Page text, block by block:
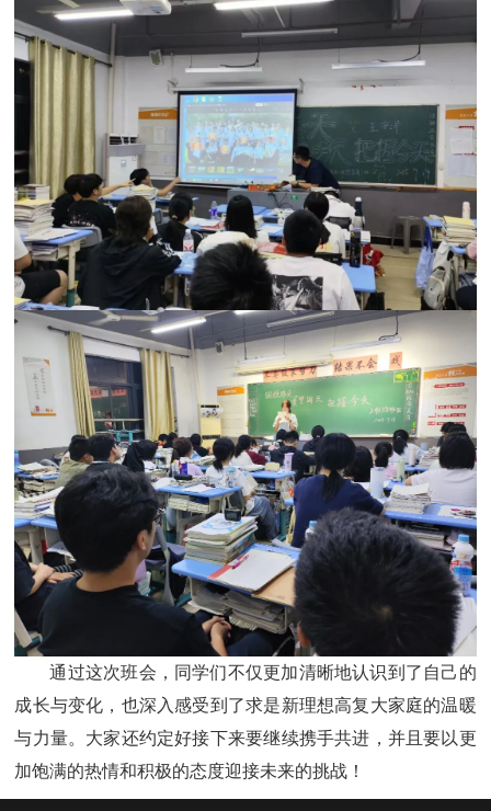
通过这次班会，同学们不仅更加清晰地认识到了自己的
成长与变化，也深入感受到了求是新理想高复大家庭的温暖
与力量。大家还约定好接下来要继续携手共进，并且要以更
加饱满的热情和积极的态度迎接未来的挑战！